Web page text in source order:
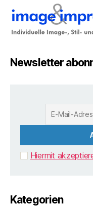
Newsletter
Hiermit
Kategorien